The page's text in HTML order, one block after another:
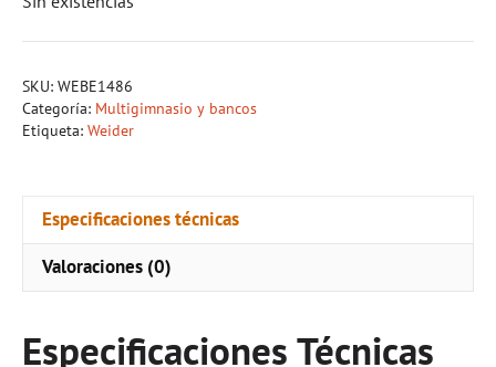
SKU: WEBE1486
Categoría: Multigimnasio y bancos
Etiqueta: Weider
Especificaciones técnicas
Valoraciones (0)
Especificaciones Técnicas